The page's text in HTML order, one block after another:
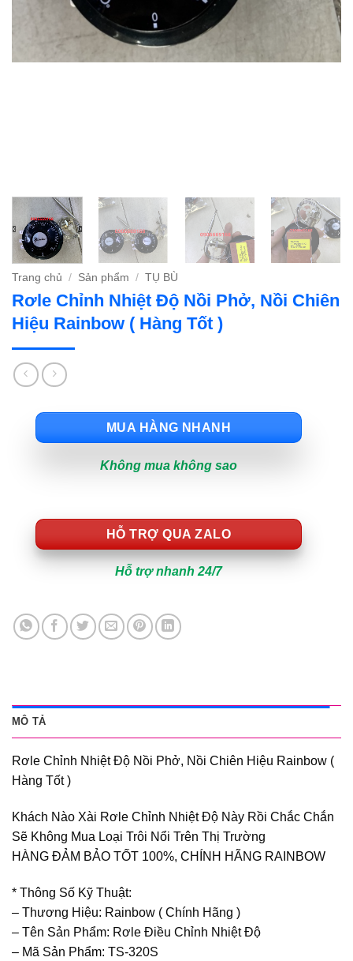
Trang chủ / Sản phẩm / TỤ BÙ
Rơle Chỉnh Nhiệt Độ Nồi Phở, Nồi Chiên
Hiệu Rainbow ( Hàng Tốt )
MUA HÀNG NHANH
Không mua không sao
HỖ TRỢ QUA ZALO
Hỗ trợ nhanh 24/7
MÔ TẢ
Rơle Chỉnh Nhiệt Độ Nồi Phở, Nồi Chiên Hiệu Rainbow (
Hàng Tốt )
Khách Nào Xài Rơle Chỉnh Nhiệt Độ Này Rồi Chắc Chắn
Sẽ Không Mua Loại Trôi Nổi Trên Thị Trường
HÀNG ĐẢM BẢO TỐT 100%, CHÍNH HÃNG RAINBOW
* Thông Số Kỹ Thuật:
– Thương Hiệu: Rainbow ( Chính Hãng )
– Tên Sản Phẩm: Rơle Điều Chỉnh Nhiệt Độ
– Mã Sản Phẩm: TS-320S